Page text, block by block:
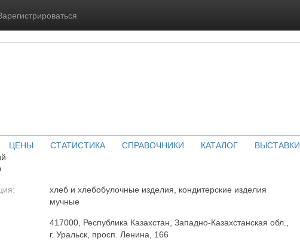
ЦЕНЫ СТАТИСТИКА СПРАВОЧНИКИ КАТАЛОГ ВЫСТАВКИ
хлеб и хлебобулочные изделия, кондитерские изделия
мучные
417000, Республика Казахстан, Западно-Казахстанская обл.,
г. Уральск, просп. Ленина, 166